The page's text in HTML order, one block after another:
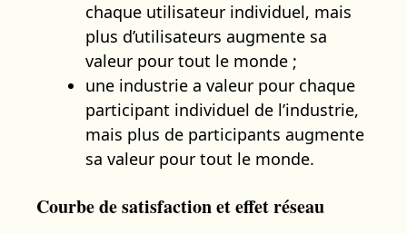
chaque utilisateur individuel, mais
plus d’utilisateurs augmente sa
valeur pour tout le monde ;
une industrie a valeur pour chaque
participant individuel de l’industrie,
mais plus de participants augmente
sa valeur pour tout le monde.
Courbe de satisfaction et effet réseau